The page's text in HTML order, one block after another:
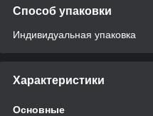
Способ упаковки
Индивидуальная упаковка
Характеристики
Основные